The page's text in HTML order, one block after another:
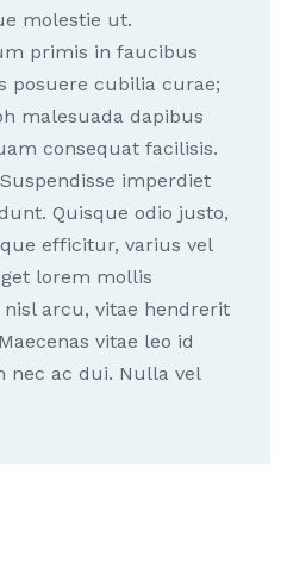
molestie ut.
primis in faucibus
cubilia curae;
malesuada dapibus
consequat facilisis.
imperdiet
Quisque odio justo,
efficitur, varius vel
lorem mollis
arcu, vitae hendrerit
vitae leo id
ac dui. Nulla vel